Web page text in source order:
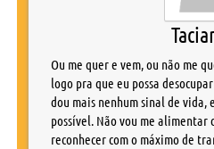
Ou me quer e vem, ou não me
logo pra que eu possa
dou mais nenhum sinal de vida,
possível. Não vou me alimentar
reconhecer com o máximo de